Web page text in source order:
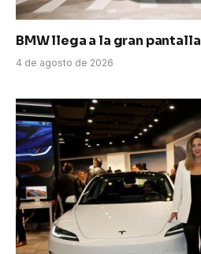
BMW llega a la gran pantalla
4 de agosto de 2026